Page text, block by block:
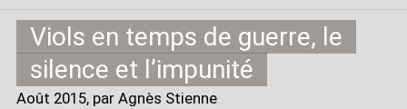
Viols en temps de guerre, le
silence et l’impunité
Août 2015, par Agnès Stienne